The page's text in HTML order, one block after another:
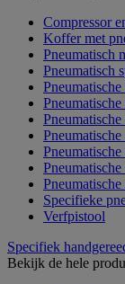
Compressor
Koffer met
Pneumatisch
Pneumatisch
Pneumatische
Pneumatische
Pneumatische
Specifieke
Verfpistool
Specifiek
Bekijk de hele